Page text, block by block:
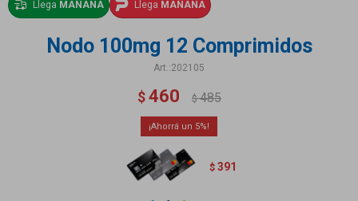
Llega MAÑANA Llega MAÑANA
Nodo 100mg 12 Comprimidos
202105
$ 460 $ 485
5
$ 391